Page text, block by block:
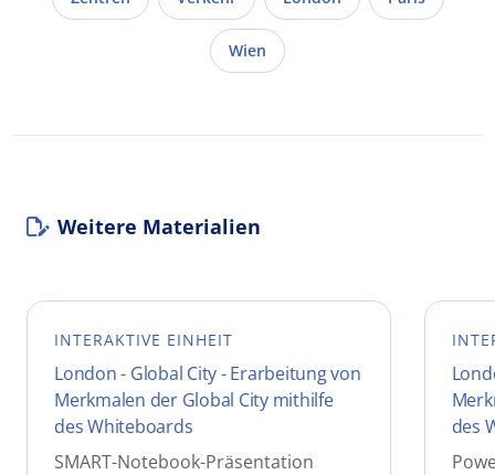
Wien
Weitere Materialien
INTERAKTIVE EINHEIT
London - Global City - Erarbeitung von
Merkmalen der Global City mithilfe
des Whiteboards
SMART-Notebook-Präsentation
des